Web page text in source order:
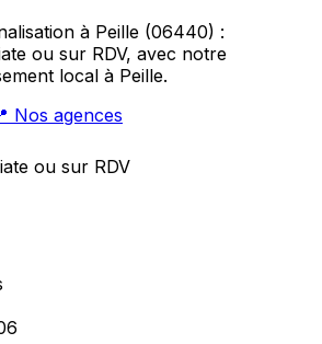
à Peille (06440) :
ou sur RDV, avec notre
local à Peille.
Nos agences
ou sur RDV